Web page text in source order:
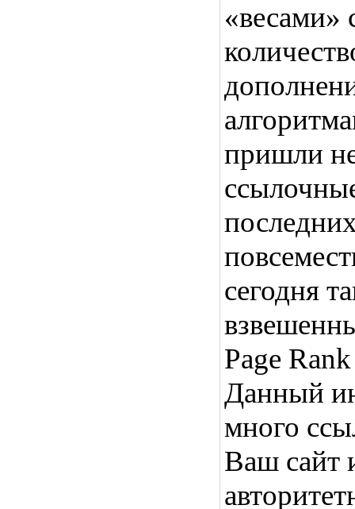
«весами»
пришли
сегодня
Page
Данный
много
Ваш сайт